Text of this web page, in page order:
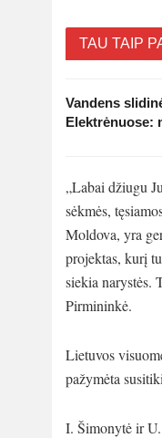
TAU TAIP
Vandens
Elektrėnuose:
„Labai džiugu
sėkmės,
Moldova, yra
projektas, kurį
siekia narystės.
Pirmininkė.
Lietuvos
pažymėta
I. Šimonytė ir